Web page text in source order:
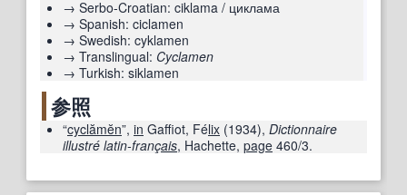
→ Serbo-Croatian: ciklama / циклама
→ Spanish: ciclamen
→ Swedish: cyklamen
→ Translingual: Cyclamen
→ Turkish: siklamen
参照
“cyclămĕn”, in Gaffiot, Félix (1934), Dictionnaire
illustré latin-français, Hachette, page 460/3.